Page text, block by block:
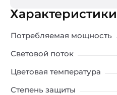
Характеристики
Потребляемая мощность
Световой поток
Цветовая температура
Степень защиты